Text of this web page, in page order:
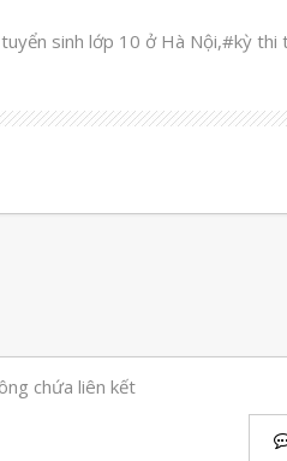
sinh lớp 10 ở Hà Nội,#kỳ thi
chứa liên kết